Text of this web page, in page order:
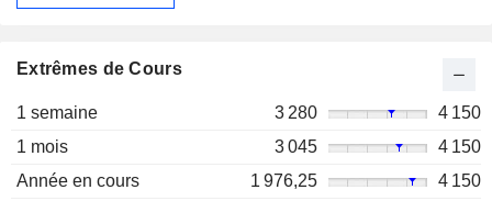
Extrêmes de Cours
1 semaine 3 280
4 150
1 mois
3 045
4 150
Année en cours
1 976,25
4 150